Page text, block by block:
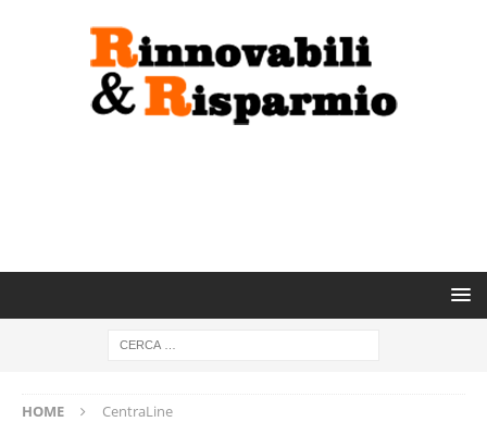
HOME CentraLine